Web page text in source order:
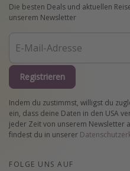
Die besten Deals und aktuellen
unserem Newsletter
Registrieren
Indem du zustimmst, willigst du
ein, dass deine Daten in den USA
jeder Zeit von unserem Newsletter
findest du in unserer
FOLGE UNS AUF